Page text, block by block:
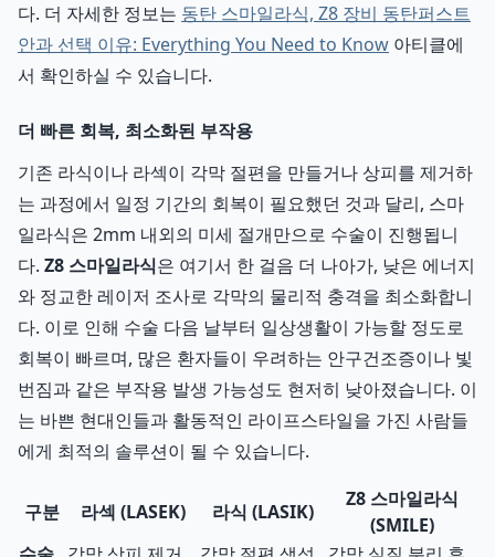
다. 더 자세한 정보는 동탄 스마일라식, Z8 장비 동탄퍼스트
안과 선택 이유: Everything You Need to Know 아티클에
서 확인하실 수 있습니다.
더 빠른 회복, 최소화된 부작용
기존 라식이나 라섹이 각막 절편을 만들거나 상피를 제거하
는 과정에서 일정 기간의 회복이 필요했던 것과 달리, 스마
일라식은 2mm 내외의 미세 절개만으로 수술이 진행됩니
다. Z8 스마일라식은 여기서 한 걸음 더 나아가, 낮은 에너지
와 정교한 레이저 조사로 각막의 물리적 충격을 최소화합니
다. 이로 인해 수술 다음 날부터 일상생활이 가능할 정도로
회복이 빠르며, 많은 환자들이 우려하는 안구건조증이나 빛
번짐과 같은 부작용 발생 가능성도 현저히 낮아졌습니다. 이
는 바쁜 현대인들과 활동적인 라이프스타일을 가진 사람들
에게 최적의 솔루션이 될 수 있습니다.
구분 라섹 (LASEK) 라식 (LASIK)
Z8 스마일라식
(SMILE)